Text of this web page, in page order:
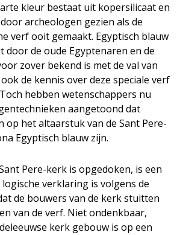
kleur bestaat uit kopersilicaat en
archeologen gezien als de
verf ooit gemaakt. Egyptisch blauw
door de oude Egyptenaren en de
zover bekend is met de val van
de kennis over deze speciale verf
hebben wetenschappers nu
aangetoond dat
op het altaarstuk van de Sant Pere-
Egyptisch blauw zijn.
Pere-kerk is opgedoken, is een
logische verklaring is volgens de
de bouwers van de kerk stuitten
van de verf. Niet ondenkbaar,
kerk gebouw is op een